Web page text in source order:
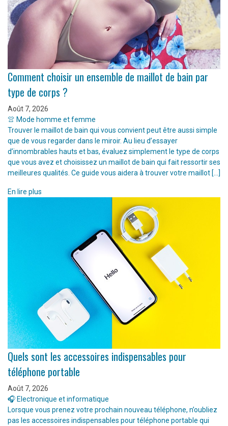
Comment choisir un ensemble de maillot de bain par
type de corps ?
Août 7, 2026
👚 Mode homme et femme
Trouver le maillot de bain qui vous convient peut être aussi simple
que de vous regarder dans le miroir. Au lieu d’essayer
d’innombrables hauts et bas, évaluez simplement le type de corps
que vous avez et choisissez un maillot de bain qui fait ressortir ses
meilleures qualités. Ce guide vous aidera à trouver votre maillot […]
En lire plus
Quels sont les accessoires indispensables pour
téléphone portable
Août 7, 2026
🎧 Electronique et informatique
Lorsque vous prenez votre prochain nouveau téléphone, n’oubliez
pas les accessoires indispensables pour téléphone portable qui